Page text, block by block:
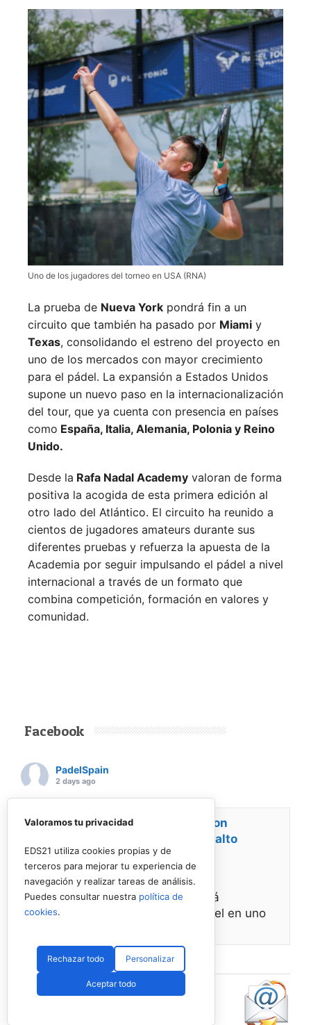
Uno de los jugadores del torneo en USA (RNA)
La prueba de Nueva York pondrá fin a un
circuito que también ha pasado por Miami y
Texas, consolidando el estreno del proyecto en
uno de los mercados con mayor crecimiento
para el pádel. La expansión a Estados Unidos
supone un nuevo paso en la internacionalización
del tour, que ya cuenta con presencia en países
como España, Italia, Alemania, Polonia y Reino
Unido.
Desde la Rafa Nadal Academy valoran de forma
positiva la acogida de esta primera edición al
otro lado del Atlántico. El circuito ha reunido a
cientos de jugadores amateurs durante sus
diferentes pruebas y refuerza la apuesta de la
Academia por seguir impulsando el pádel a nivel
internacional a través de un formato que
combina competición, formación en valores y
comunidad.
Facebook
PadelSpain
2 days ago
Energy Padel prepara una cita con
competición y fiesta por todo lo alto
www.padelspain.net
Gran jornada de pádel la que está
preparando Felipe de Energy Padel en uno
Ver en Facebook · Compartir
Valoramos tu privacidad
EDS21 utiliza cookies propias y de
terceros para mejorar tu experiencia de
navegación y realizar tareas de análisis.
Puedes consultar nuestra política de
cookies.
Rechazar todo Personalizar
Aceptar todo